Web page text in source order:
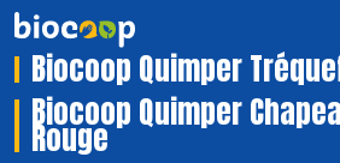
Biocoop Quimper
Biocoop Quimper
Rouge